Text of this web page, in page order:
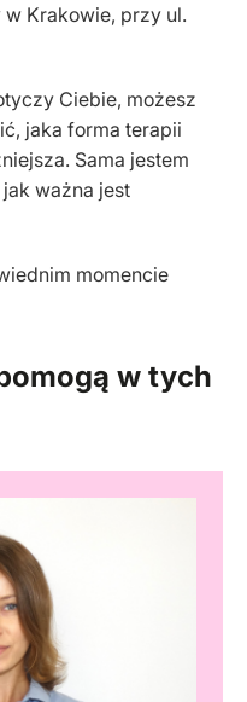
Krakowie, przy ul.
Ciebie, możesz
jaka forma terapii
Sama jestem
ważna jest
momencie
w tych